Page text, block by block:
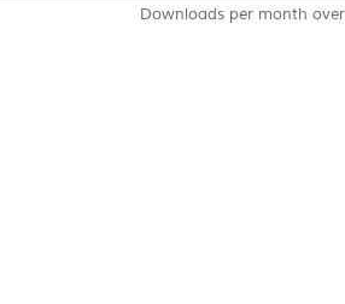
Downloads per month